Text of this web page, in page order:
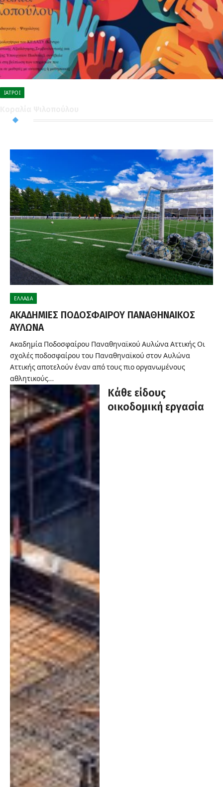
ΙΑΤΡΟΊ
ΕΛΛΆΔΑ
ΑΚΑΔΗΜΙΕΣ ΠΟΔΟΣΦΑΙΡΟΥ ΠΑΝΑΘΗΝΑΙΚΟΣ
ΑΥΛΩΝΑ
Ακαδημία Ποδοσφαίρου Παναθηναϊκού Αυλώνα Αττικής Οι
σχολές ποδοσφαίρου του Παναθηναϊκού στον Αυλώνα
Αττικής αποτελούν έναν από τους πιο οργανωμένους
αθλητικούς…
Κάθε είδους
οικοδομική εργασία